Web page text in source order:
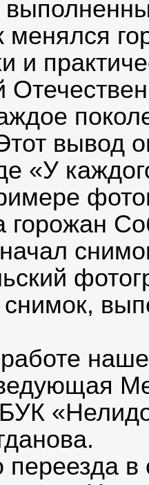
менялся
и
вывод
«У
горожан
переезда